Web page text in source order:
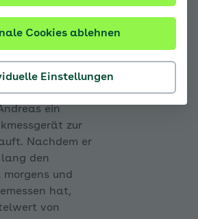
über seine
sowie
In der
ein
zur
Nachdem er
den
und
hat,
von
Einstellungen
Cookies ablehnen